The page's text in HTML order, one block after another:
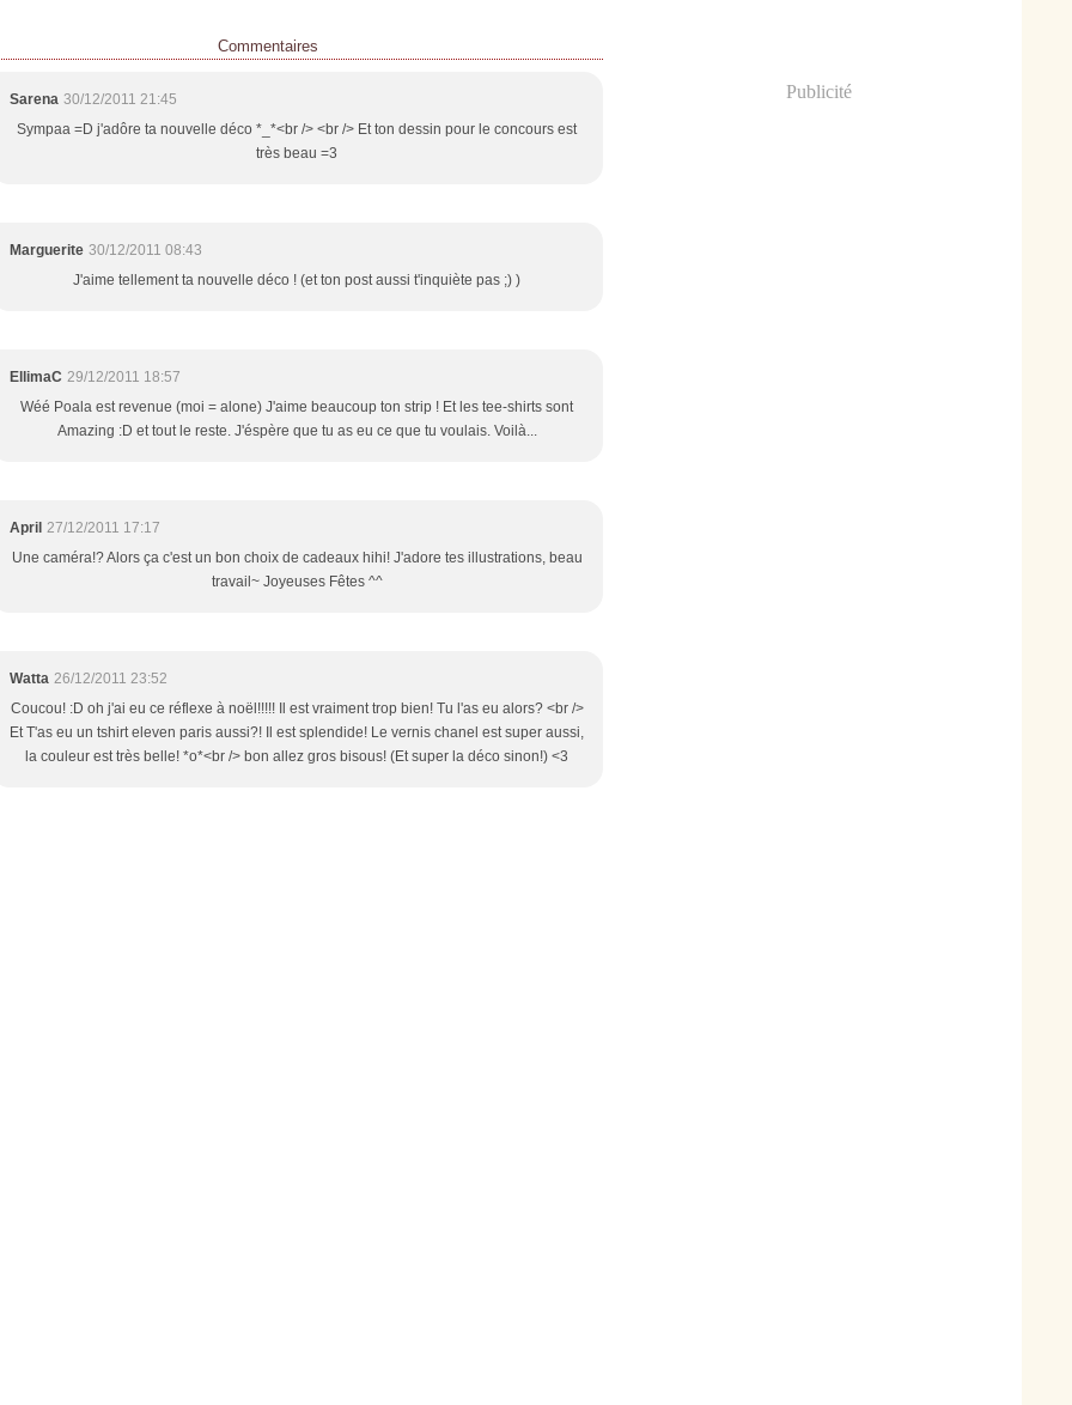
Commentaires
Sarena 30/12/2011 21:45
Sympaa =D j'adôre ta nouvelle déco *_*<br /> <br /> Et ton dessin pour le concours est
très beau =3
Marguerite 30/12/2011 08:43
J'aime tellement ta nouvelle déco ! (et ton post aussi t'inquiète pas ;) )
EllimaC 29/12/2011 18:57
Wéé Poala est revenue (moi = alone) J'aime beaucoup ton strip ! Et les tee-shirts sont
Amazing :D et tout le reste. J'éspère que tu as eu ce que tu voulais. Voilà...
April 27/12/2011 17:17
Une caméra!? Alors ça c'est un bon choix de cadeaux hihi! J'adore tes illustrations, beau
travail~ Joyeuses Fêtes ^^
Watta 26/12/2011 23:52
Coucou! :D oh j'ai eu ce réflexe à noël!!!!! Il est vraiment trop bien! Tu l'as eu alors? <br />
Et T'as eu un tshirt eleven paris aussi?! Il est splendide! Le vernis chanel est super aussi,
la couleur est très belle! *o*<br /> bon allez gros bisous! (Et super la déco sinon!) <3
Publicité